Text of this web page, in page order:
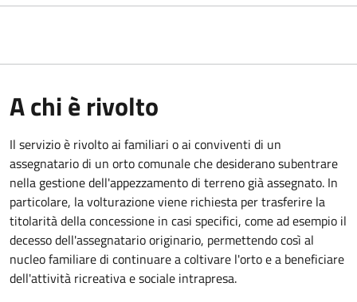
A chi è rivolto
Il servizio è rivolto ai familiari o ai conviventi di un
assegnatario di un orto comunale che desiderano subentrare
nella gestione dell'appezzamento di terreno già assegnato. In
particolare, la volturazione viene richiesta per trasferire la
titolarità della concessione in casi specifici, come ad esempio il
decesso dell'assegnatario originario, permettendo così al
nucleo familiare di continuare a coltivare l'orto e a beneficiare
dell'attività ricreativa e sociale intrapresa.